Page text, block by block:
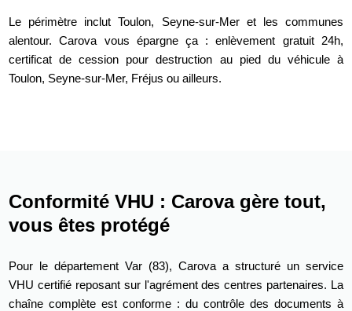
Le périmètre inclut Toulon, Seyne-sur-Mer et les communes
alentour. Carova vous épargne ça : enlèvement gratuit 24h,
certificat de cession pour destruction au pied du véhicule à
Toulon, Seyne-sur-Mer, Fréjus ou ailleurs.
Conformité VHU : Carova gère tout,
vous êtes protégé
Pour le département Var (83), Carova a structuré un service
VHU certifié reposant sur l'agrément des centres partenaires. La
chaîne complète est conforme : du contrôle des documents à